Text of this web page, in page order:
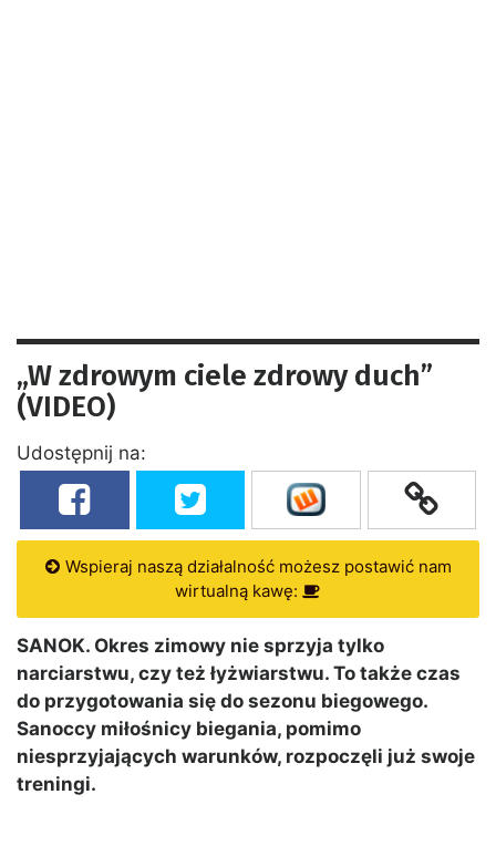
„W zdrowym ciele zdrowy duch”
(VIDEO)
Udostępnij na:
Wspieraj naszą działalność możesz postawić nam
wirtualną kawę:
SANOK. Okres zimowy nie sprzyja tylko
narciarstwu, czy też łyżwiarstwu. To także czas
do przygotowania się do sezonu biegowego.
Sanoccy miłośnicy biegania, pomimo
niesprzyjających warunków, rozpoczęli już swoje
treningi.